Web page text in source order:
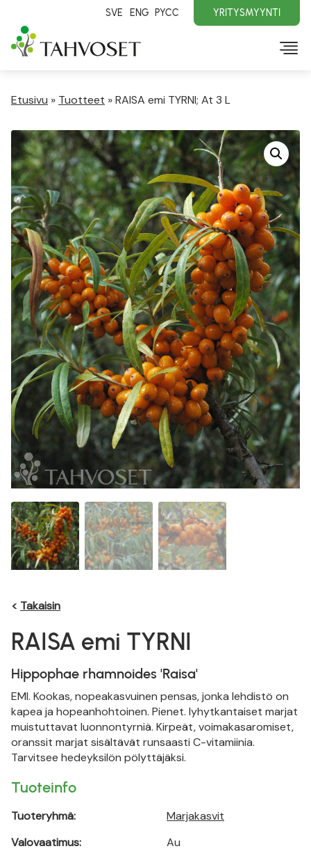
SVE ENG PYCC YRITYSMYYNTI
Etusivu » Tuotteet »RAISA emi TYRNI; At 3 L
< Takaisin
RAISA emi TYRNI
Hippophae rhamnoides 'Raisa'
EMI. Kookas, nopeakasvuinen pensas, jonka lehdistö on
kapea ja hopeanhohtoinen. Pienet. lyhytkantaiset marjat
muistuttavat luonnontyrniä. Kirpeät, voimakasaromiset,
oranssit marjat sisältävät runsaasti C-vitamiinia.
Tarvitsee hedeyksilön pölyttäjäksi.
Tuoteinfo
Tuoteryhmä:
Valovaatimus:
Marjakasvit
Au